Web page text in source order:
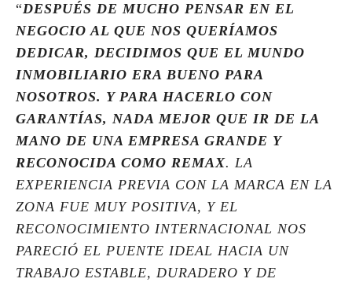
“DESPUÉS DE MUCHO PENSAR EN EL
NEGOCIO AL QUE NOS QUERÍAMOS
DEDICAR, DECIDIMOS QUE EL MUNDO
INMOBILIARIO ERA BUENO PARA
NOSOTROS. Y PARA HACERLO CON
GARANTÍAS, NADA MEJOR QUE IR DE LA
MANO DE UNA EMPRESA GRANDE Y
RECONOCIDA COMO REMAX. LA
EXPERIENCIA PREVIA CON LA MARCA EN LA
ZONA FUE MUY POSITIVA, Y EL
RECONOCIMIENTO INTERNACIONAL NOS
PARECIÓ EL PUENTE IDEAL HACIA UN
TRABAJO ESTABLE, DURADERO Y DE